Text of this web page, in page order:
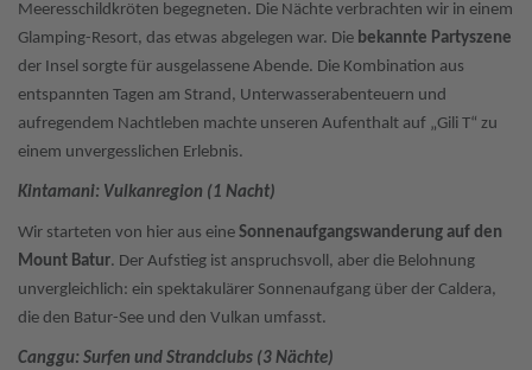
Meeresschildkröten begegneten. Die Nächte verbrachten wir in einem
Glamping-Resort, das etwas abgelegen war. Die bekannte Partyszene
der Insel sorgte für ausgelassene Abende. Die Kombination aus
entspannten Tagen am Strand, Unterwasserabenteuern und
aufregendem Nachtleben machte unseren Aufenthalt auf „Gili T“ zu
einem unvergesslichen Erlebnis.
Kintamani: Vulkanregion (1 Nacht)
Wir starteten von hier aus eine Sonnenaufgangswanderung auf den
Mount Batur. Der Aufstieg ist anspruchsvoll, aber die Belohnung
unvergleichlich: ein spektakulärer Sonnenaufgang über der Caldera,
die den Batur-See und den Vulkan umfasst.
Canggu: Surfen und Strandclubs (3 Nächte)